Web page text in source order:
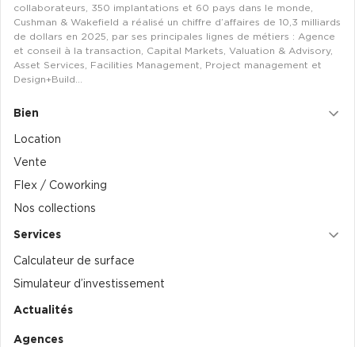
collaborateurs, 350 implantations et 60 pays dans le monde,
Cushman & Wakefield a réalisé un chiffre d’affaires de 10,3 milliards
de dollars en 2025, par ses principales lignes de métiers : Agence
et conseil à la transaction, Capital Markets, Valuation & Advisory,
Asset Services, Facilities Management, Project management et
Design+Build…
Bien
Location
Vente
Flex / Coworking
Nos collections
Services
Calculateur de surface
Simulateur d’investissement
Actualités
Agences